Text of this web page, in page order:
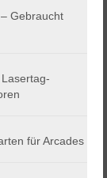
Gebraucht
für Arcades